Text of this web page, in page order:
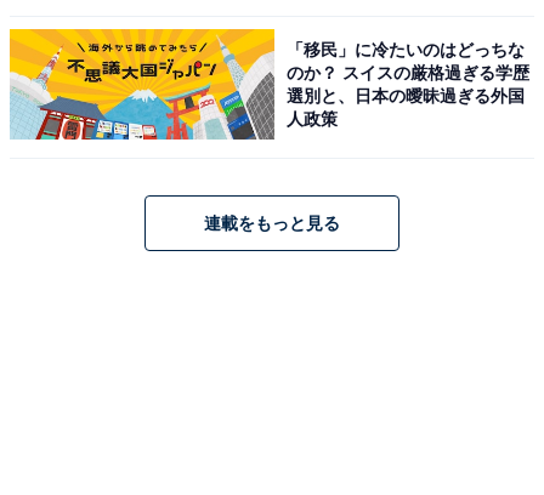
「移民」に冷たいのはどっちな
のか？ スイスの厳格過ぎる学歴
選別と、日本の曖昧過ぎる外国
人政策
連載をもっと見る